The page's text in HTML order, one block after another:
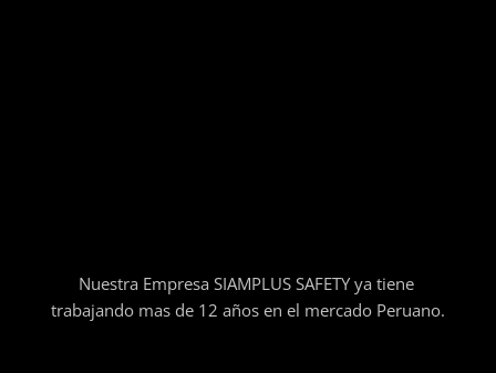
Nuestra Empresa SIAMPLUS SAFETY ya tiene
trabajando mas de 12 años en el mercado Peruano.